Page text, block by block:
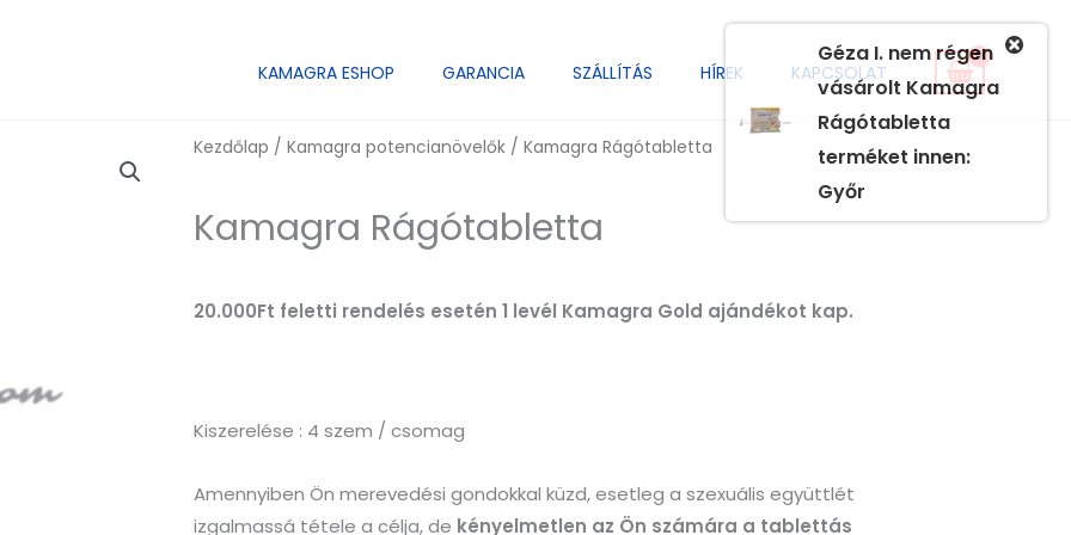
KAMAGRA ESHOP GARANCIA SZÁLLÍTÁS HÍREK KAPCSOLAT
Kezdőlap / Kamagra potencianövelők / Kamagra Rágótabletta
Kamagra Rágótabletta
20.000Ft feletti rendelés esetén 1 levél Kamagra Gold ajándékot kap.
Kiszerelése : 4 szem / csomag
Amennyiben Ön merevedési gondokkal küzd, esetleg a szexuális együttlét
izgalmassá tétele a célja, de kényelmetlen az Ön számára a tablettás
Géza I. nem régen
vásárolt Kamagra
Rágótabletta
terméket innen:
Győr